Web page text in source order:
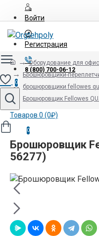
Войти
Регистрация
8 (800) 700-06-12
0
Товаров 0 (0₽)
0
Оборудование для
Брошюровщики-
брошюровщики fellowes
Брошюровщик Fellowes
Брошюровщик
56277)